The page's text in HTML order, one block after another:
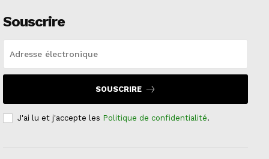
Souscrire
SOUSCRIRE
J'ai lu et j'accepte les Politique de confidentialité.